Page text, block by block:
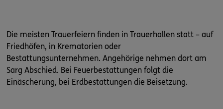
Die meisten Trauerfeiern finden in Trauerhallen statt – auf
Friedhöfen, in Krematorien oder
Bestattungsunternehmen. Angehörige nehmen dort am
Sarg Abschied. Bei Feuerbestattungen folgt die
Einäscherung, bei Erdbestattungen die Beisetzung.